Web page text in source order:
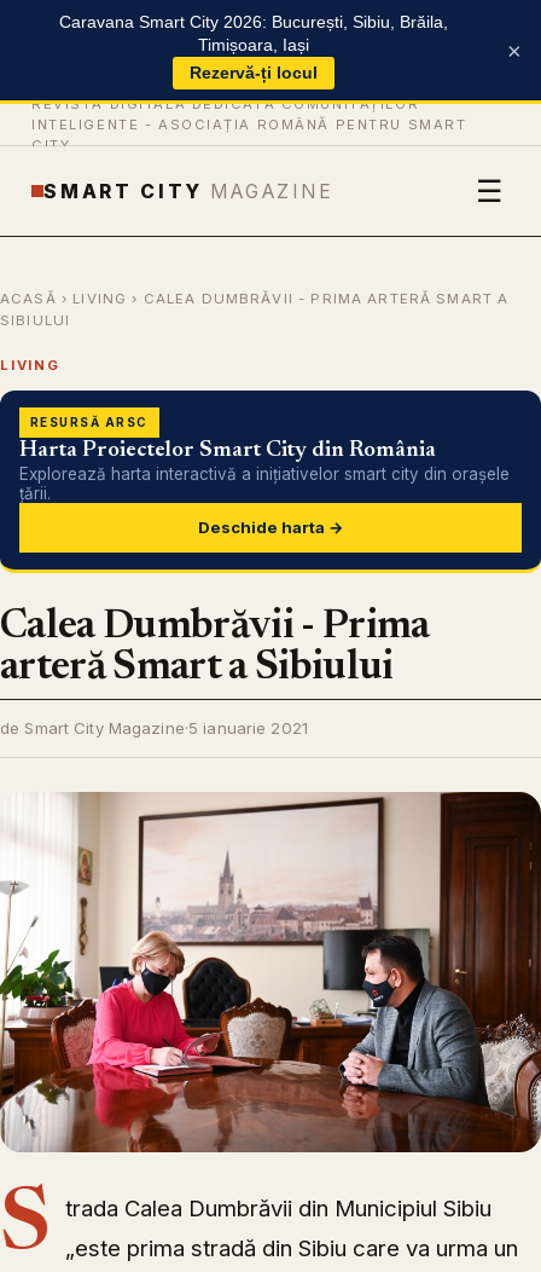
Caravana Smart City 2026: București, Sibiu, Brăila,
Timișoara, Iași
Rezervă-ți locul
×
REVISTĂ DIGITALĂ DEDICATĂ COMUNITĂȚILOR
INTELIGENTE - ASOCIAȚIA ROMÂNĂ PENTRU SMART
CITY
SMART CITY MAGAZINE ☰
ACASĂ › LIVING › CALEA DUMBRĂVII - PRIMA ARTERĂ SMART A
SIBIULUI
LIVING
RESURSĂ ARSC
Harta Proiectelor Smart City din România
Explorează harta interactivă a inițiativelor smart city din orașele
țării.
Deschide harta →
Calea Dumbrăvii - Prima
arteră Smart a Sibiului
de Smart City Magazine·5 ianuarie 2021
S
trada Calea Dumbrăvii din Municipiul Sibiu
„este prima stradă din Sibiu care va urma un